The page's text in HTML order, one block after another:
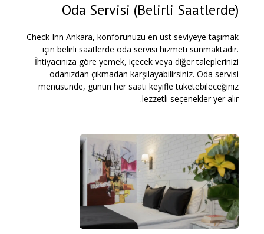
Oda Servisi (Belirli Saatlerde)
Check Inn Ankara, konforunuzu en üst seviyeye taşımak
için belirli saatlerde oda servisi hizmeti sunmaktadır.
İhtiyacınıza göre yemek, içecek veya diğer taleplerinizi
odanızdan çıkmadan karşılayabilirsiniz. Oda servisi
menüsünde, günün her saati keyifle tüketebileceğiniz
lezzetli seçenekler yer alır.